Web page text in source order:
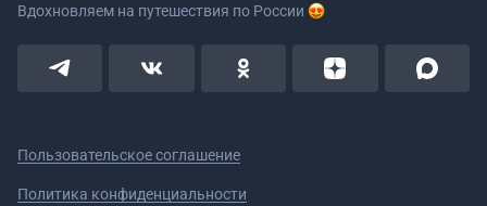
Вдохновляем на путешествия по России
Пользовательское соглашение
Политика конфиденциальности